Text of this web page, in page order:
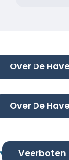
Over De
Over De
Veerboten